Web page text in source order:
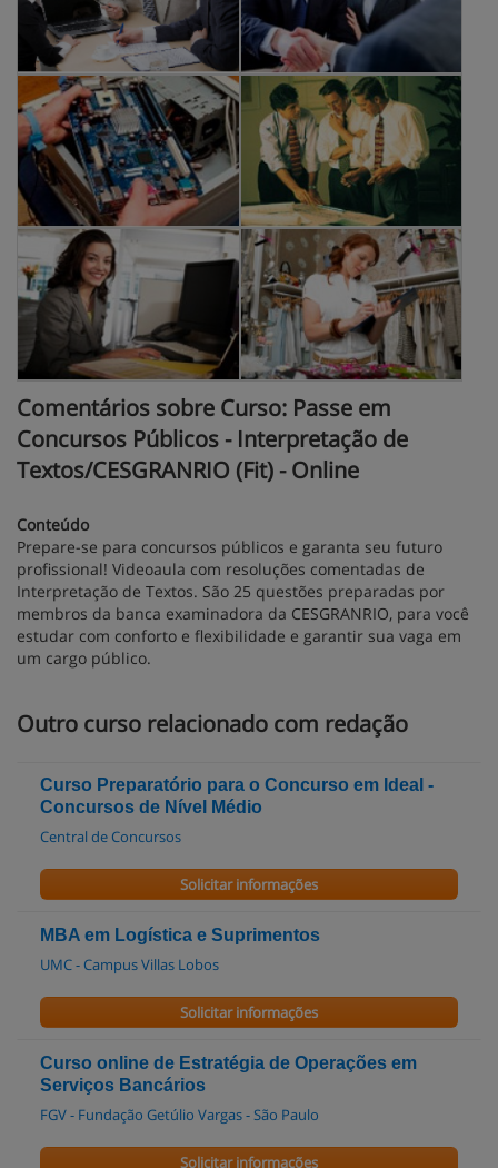
Comentários sobre Curso: Passe em
Concursos Públicos - Interpretação de
Textos/CESGRANRIO (Fit) - Online
Conteúdo
Prepare-se para concursos públicos e garanta seu futuro
profissional! Videoaula com resoluções comentadas de
Interpretação de Textos. São 25 questões preparadas por
membros da banca examinadora da CESGRANRIO, para você
estudar com conforto e flexibilidade e garantir sua vaga em
um cargo público.
Outro curso relacionado com redação
Curso Preparatório para o Concurso em Ideal -
Concursos de Nível Médio
Central de Concursos
Solicitar informações
MBA em Logística e Suprimentos
UMC - Campus Villas Lobos
Solicitar informações
Curso online de Estratégia de Operações em
Serviços Bancários
FGV - Fundação Getúlio Vargas - São Paulo
Solicitar informações